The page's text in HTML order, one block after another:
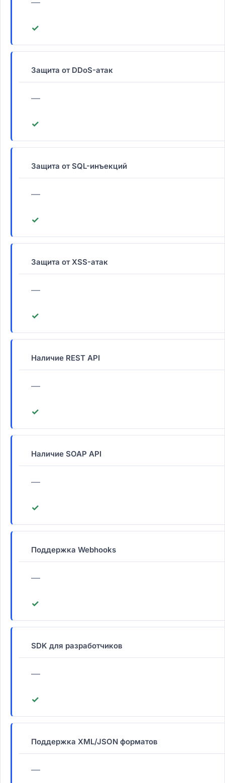
—
✓
Защита от DDoS-атак
—
✓
Защита от SQL-инъекций
—
✓
Защита от XSS-атак
—
✓
Наличие REST API
—
✓
Наличие SOAP API
—
✓
Поддержка Webhooks
—
✓
SDK для разработчиков
—
✓
Поддержка XML/JSON форматов
—